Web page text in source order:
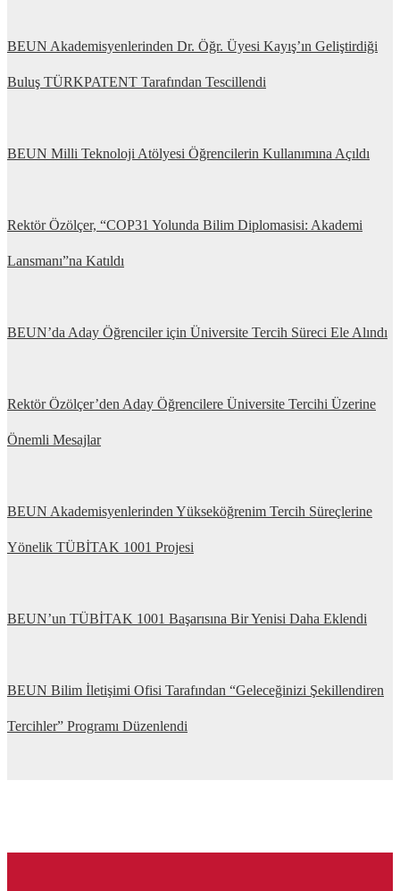
BEUN Akademisyenlerinden Dr. Öğr. Üyesi Kayış’ın Geliştirdiği
Buluş TÜRKPATENT Tarafından Tescillendi
BEUN Milli Teknoloji Atölyesi Öğrencilerin Kullanımına Açıldı
Rektör Özölçer, “COP31 Yolunda Bilim Diplomasisi: Akademi
Lansmanı”na Katıldı
BEUN’da Aday Öğrenciler için Üniversite Tercih Süreci Ele Alındı
Rektör Özölçer’den Aday Öğrencilere Üniversite Tercihi Üzerine
Önemli Mesajlar
BEUN Akademisyenlerinden Yükseköğrenim Tercih Süreçlerine
Yönelik TÜBİTAK 1001 Projesi
BEUN’un TÜBİTAK 1001 Başarısına Bir Yenisi Daha Eklendi
BEUN Bilim İletişimi Ofisi Tarafından “Geleceğinizi Şekillendiren
Tercihler” Programı Düzenlendi